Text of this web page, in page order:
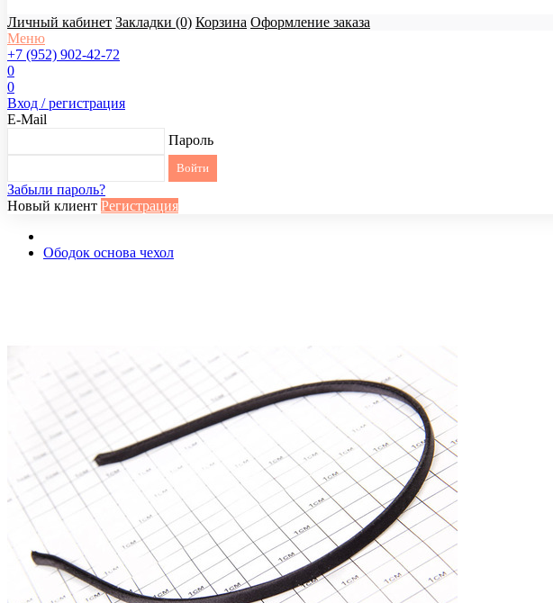
Личный кабинет Закладки (0) Корзина Оформление заказа
Меню
+7 (952) 902-42-72
0
0
Вход / регистрация
E-Mail
Пароль
Забыли пароль?
Новый клиент Регистрация
Ободок основа чехол